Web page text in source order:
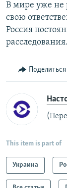
В мире уже не
свою
Россия
расследования.
Поделиться
This item is part of
Украина